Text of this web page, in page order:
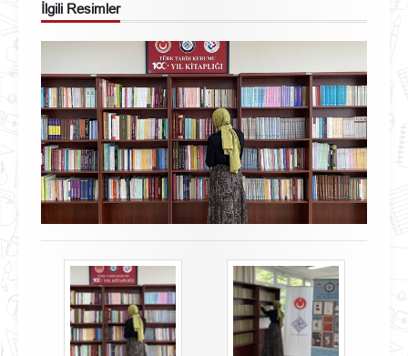
İlgili Resimler